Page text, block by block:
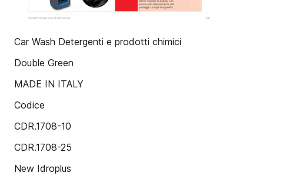
Car Wash Detergenti e prodotti chimici
Double Green
MADE IN ITALY
Codice
CDR.1708-10
CDR.1708-25
New Idroplus